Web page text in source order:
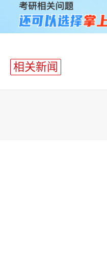
相关新闻